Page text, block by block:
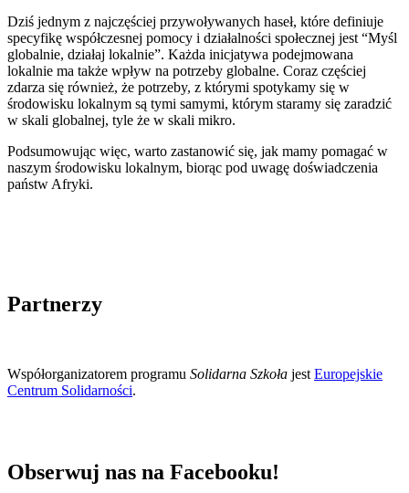
Dziś jednym z najczęściej przywoływanych haseł, które definiuje
specyfikę współczesnej pomocy i działalności społecznej jest “Myśl
globalnie, działaj lokalnie”. Każda inicjatywa podejmowana
lokalnie ma także wpływ na potrzeby globalne. Coraz częściej
zdarza się również, że potrzeby, z którymi spotykamy się w
środowisku lokalnym są tymi samymi, którym staramy się zaradzić
w skali globalnej, tyle że w skali mikro.
Podsumowując więc, warto zastanowić się, jak mamy pomagać w
naszym środowisku lokalnym, biorąc pod uwagę doświadczenia
państw Afryki.
Partnerzy
Współorganizatorem programu Solidarna Szkoła jest Europejskie
Centrum Solidarności.
Obserwuj nas na Facebooku!